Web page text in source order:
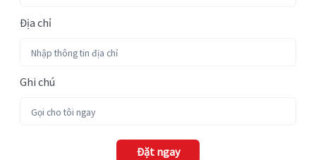
Địa chỉ
Ghi chú
Đặt ngay